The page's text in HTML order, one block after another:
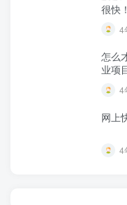
很快！
4
怎么
业项
4
网上
4